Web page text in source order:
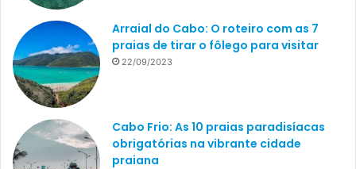
Arraial do Cabo: O roteiro com as 7
praias de tirar o fôlego para visitar
22/09/2023
Cabo Frio: As 10 praias paradisíacas
obrigatórias na vibrante cidade
praiana